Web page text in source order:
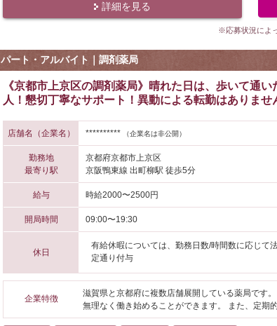
詳細を見る
※応募状況によ
パート・アルバイト｜調剤薬局
《京都市上京区の調剤薬局》晴れた日は、歩いて通
人！懇切丁寧なサポート！異動による転勤はありませ
店舗名（企業名） ********** （企業名は非公開）
勤務地
最寄り駅
京都府京都市上京区
京阪鴨東線 出町柳駅 徒歩5分
給与 時給2000〜2500円
開局時間 09:00〜19:30
休日
有給休暇については、勤務日数/時間数に応じて
定通り付与
企業特徴
滋賀県と京都府に複数店舗展開している薬局です
無理なく働き始めることができます。 また、定期